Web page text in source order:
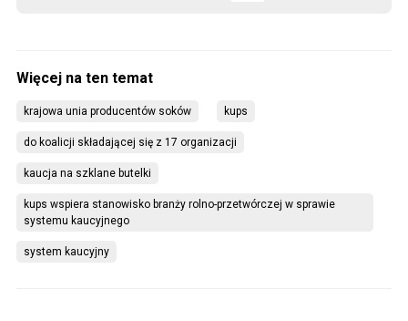
krajowa unia producentów soków kups
do koalicji składającej się z 17 organizacji
kaucja na szklane butelki
kups wspiera stanowisko branży rolno-przetwórczej w sprawie
systemu kaucyjnego
system kaucyjny